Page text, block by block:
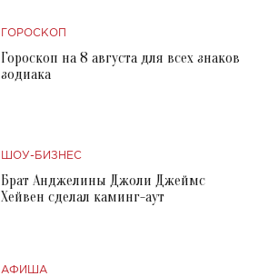
ГОРОСКОП
Гороскоп на 8 августа для всех знаков
зодиака
ШОУ-БИЗНЕС
Брат Анджелины Джоли Джеймс
Хейвен сделал каминг-аут
АФИША